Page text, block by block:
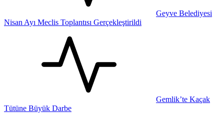
Geyve Belediyesi
Nisan Ayı Meclis Toplantısı Gerçekleştirildi
Gemlik’te Kaçak
Tütüne Büyük Darbe